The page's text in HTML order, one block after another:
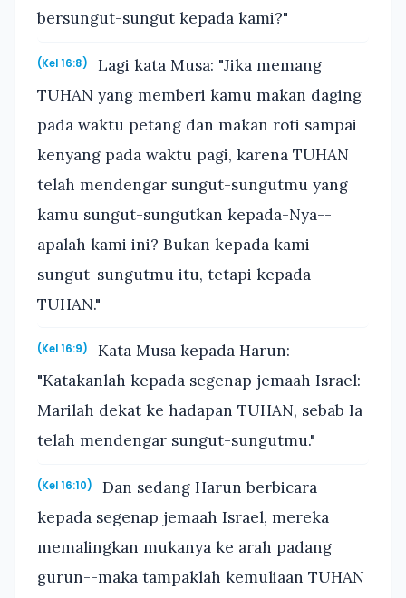
bersungut-sungut kepada kami?"
(Kel 16:8)
Lagi kata Musa: "Jika memang
TUHAN yang memberi kamu makan daging
pada waktu petang dan makan roti sampai
kenyang pada waktu pagi, karena TUHAN
telah mendengar sungut-sungutmu yang
kamu sungut-sungutkan kepada-Nya--
apalah kami ini? Bukan kepada kami
sungut-sungutmu itu, tetapi kepada
TUHAN."
(Kel 16:9)
Kata Musa kepada Harun:
"Katakanlah kepada segenap jemaah Israel:
Marilah dekat ke hadapan TUHAN, sebab Ia
telah mendengar sungut-sungutmu."
(Kel 16:10)
Dan sedang Harun berbicara
kepada segenap jemaah Israel, mereka
memalingkan mukanya ke arah padang
gurun--maka tampaklah kemuliaan TUHAN